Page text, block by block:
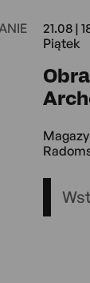
-
21.08 |
Piątek